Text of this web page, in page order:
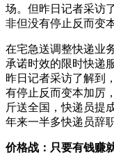
场。但昨日记者采访
非但没有停止反而变
在宅急送调整快递业
承诺时效的限时快递
昨日记者采访了解到
有停止反而变本加厉
斤送全国，快递员提
年来一半多快递员辞职
价格战：只要有钱赚